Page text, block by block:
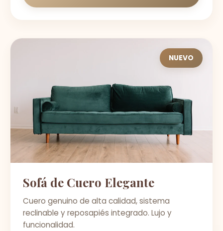
NUEVO
Sofá de Cuero Elegante
Cuero genuino de alta calidad, sistema
reclinable y reposapiés integrado. Lujo y
funcionalidad.